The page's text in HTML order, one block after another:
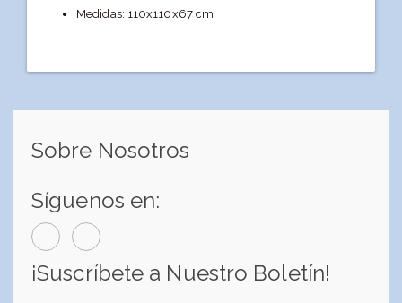
Medidas: 110x110x67 cm
Sobre Nosotros
Síguenos en:
¡Suscríbete a Nuestro Boletín!